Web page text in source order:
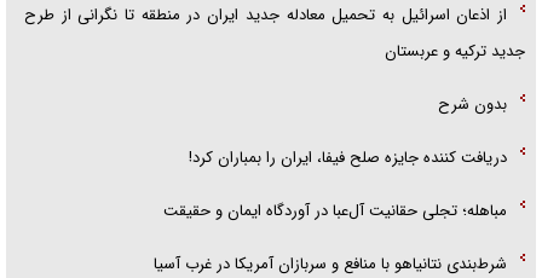
از اذعان اسرائیل به تحمیل معادله جدید ایران در منطقه تا نگرانی از طرح
جدید ترکیه و عربستان
بدون شرح
دریافت کننده جایزه صلح فیفا، ایران را بمباران کرد!
مباهله؛ تجلی حقانیت آل‌عبا در آوردگاه ایمان و حقیقت
شرط‌بندی نتانیاهو با منافع و سربازان آمریکا در غرب آسیا